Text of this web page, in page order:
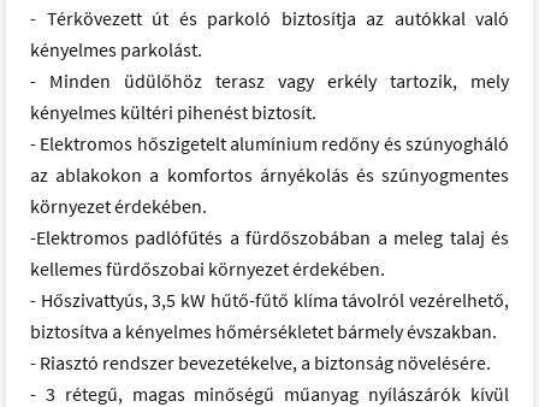
- Térkövezett út és parkoló biztosítja az autókkal való
kényelmes parkolást.
- Minden üdülőhöz terasz vagy erkély tartozik, mely
kényelmes kültéri pihenést biztosít.
- Elektromos hőszigetelt alumínium redőny és szúnyogháló
az ablakokon a komfortos árnyékolás és szúnyogmentes
környezet érdekében.
-Elektromos padlófűtés a fürdőszobában a meleg talaj és
kellemes fürdőszobai környezet érdekében.
- Hőszivattyús, 3,5 kW hűtő-fűtő klíma távolról vezérelhető,
biztosítva a kényelmes hőmérsékletet bármely évszakban.
- Riasztó rendszer bevezetékelve, a biztonság növelésére.
- 3 rétegű, magas minőségű műanyag nyílászárók kívül